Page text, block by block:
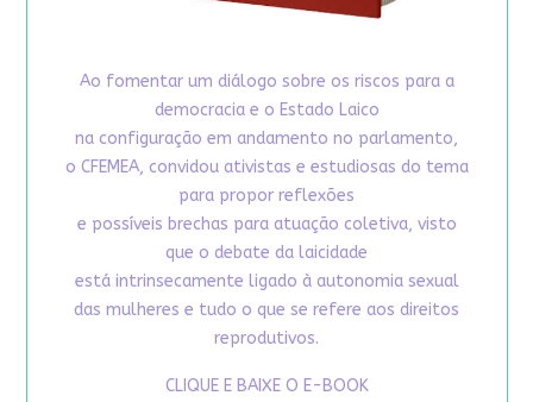
Ao fomentar um diálogo sobre os riscos para a
democracia e o Estado Laico
na configuração em andamento no parlamento,
o CFEMEA, convidou ativistas e estudiosas do tema
para propor reflexões
e possíveis brechas para atuação coletiva, visto
que o debate da laicidade
está intrinsecamente ligado à autonomia sexual
das mulheres e tudo o que se refere aos direitos
reprodutivos.
CLIQUE E BAIXE O E-BOOK